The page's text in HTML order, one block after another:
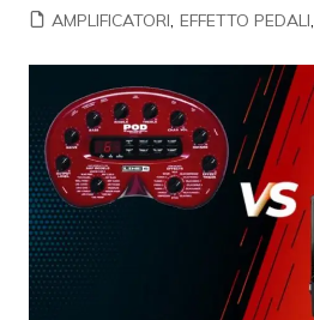
AMPLIFICATORI, EFFETTO PEDALI,